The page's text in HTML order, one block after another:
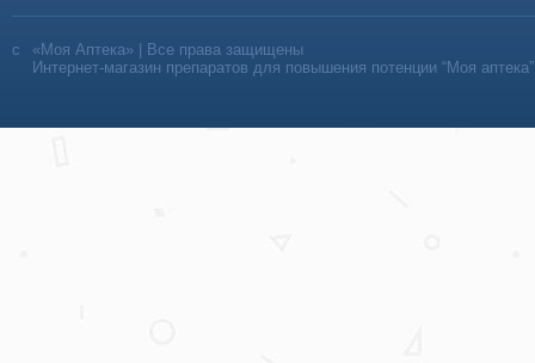
«Моя Аптека» | Все права защищены
Интернет-магазин препаратов для повышения потенции “Моя